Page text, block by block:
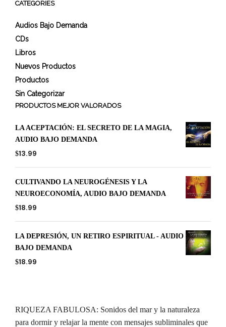
CATEGORIES
Audios Bajo Demanda
CDs
Libros
Nuevos Productos
Productos
Sin Categorizar
PRODUCTOS MEJOR VALORADOS
LA ACEPTACIÓN: EL SECRETO DE LA MAGIA,
AUDIO BAJO DEMANDA
$13.99
CULTIVANDO LA NEUROGÉNESIS Y LA
NEUROECONOMÍA, AUDIO BAJO DEMANDA
$18.99
LA DEPRESIÓN, UN RETIRO ESPIRITUAL - AUDIO
BAJO DEMANDA
$18.99
RIQUEZA FABULOSA: Sonidos del mar y la naturaleza
para dormir y relajar la mente con mensajes subliminales que